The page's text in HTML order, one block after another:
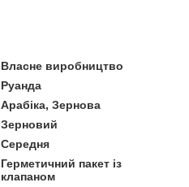
Власне виробництво
Руанда
Арабіка, Зернова
Зерновий
Середня
Герметичний пакет із
клапаном